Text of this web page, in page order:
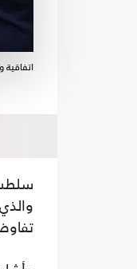
اتفاقية وقف